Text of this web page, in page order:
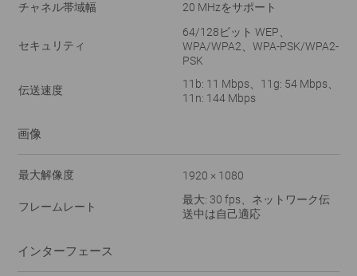
チャネル帯域幅
20 MHzをサポート
セキュリティ
64/128ビット WEP、
WPA/WPA2、WPA-PSK/WPA2-
PSK
伝送速度
11b: 11 Mbps、11g: 54 Mbps、
11n: 144 Mbps
画像
最大解像度 1920 × 1080
フレームレート
最大: 30 fps、ネットワーク伝
送中は自己適応
インターフェース